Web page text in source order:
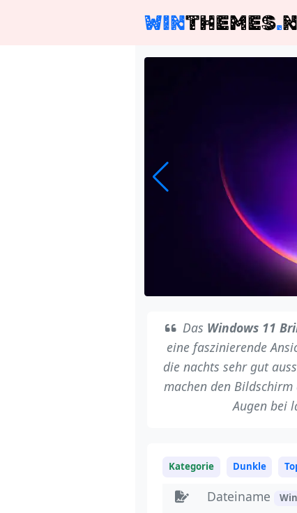
WINTHEMES.
Das Windows 11
eine faszinierende
die nachts sehr gut
machen den
Augen bei
Kategorie Dunkle
Dateiname